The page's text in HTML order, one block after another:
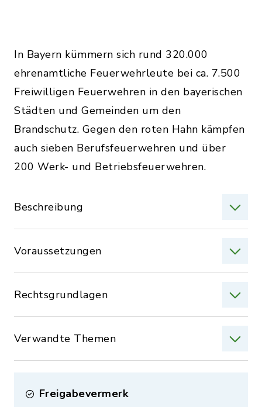
In Bayern kümmern sich rund 320.000
ehrenamtliche Feuerwehrleute bei ca. 7.500
Freiwilligen Feuerwehren in den bayerischen
Städten und Gemeinden um den
Brandschutz. Gegen den roten Hahn kämpfen
auch sieben Berufsfeuerwehren und über
200 Werk- und Betriebsfeuerwehren.
Beschreibung
Voraussetzungen
Rechtsgrundlagen
Verwandte Themen
Freigabevermerk